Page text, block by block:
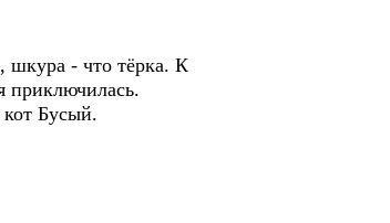
- что тёрка. К
приключилась.
Бусый.